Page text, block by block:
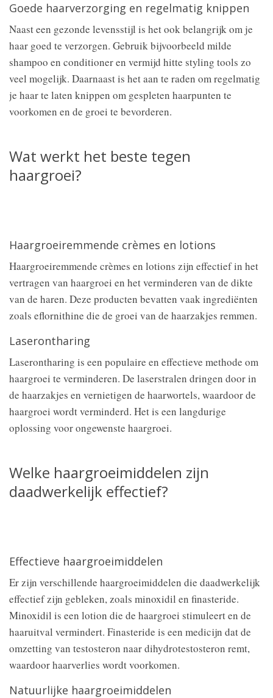
Goede haarverzorging en regelmatig knippen
Naast een gezonde levensstijl is het ook belangrijk om je
haar goed te verzorgen. Gebruik bijvoorbeeld milde
shampoo en conditioner en vermijd hitte styling tools zo
veel mogelijk. Daarnaast is het aan te raden om regelmatig
je haar te laten knippen om gespleten haarpunten te
voorkomen en de groei te bevorderen.
Wat werkt het beste tegen
haargroei?
Haargroeiremmende crèmes en lotions
Haargroeiremmende crèmes en lotions zijn effectief in het
vertragen van haargroei en het verminderen van de dikte
van de haren. Deze producten bevatten vaak ingrediënten
zoals eflornithine die de groei van de haarzakjes remmen.
Laserontharing
Laserontharing is een populaire en effectieve methode om
haargroei te verminderen. De laserstralen dringen door in
de haarzakjes en vernietigen de haarwortels, waardoor de
haargroei wordt verminderd. Het is een langdurige
oplossing voor ongewenste haargroei.
Welke haargroeimiddelen zijn
daadwerkelijk effectief?
Effectieve haargroeimiddelen
Er zijn verschillende haargroeimiddelen die daadwerkelijk
effectief zijn gebleken, zoals minoxidil en finasteride.
Minoxidil is een lotion die de haargroei stimuleert en de
haaruitval vermindert. Finasteride is een medicijn dat de
omzetting van testosteron naar dihydrotestosteron remt,
waardoor haarverlies wordt voorkomen.
Natuurlijke haargroeimiddelen